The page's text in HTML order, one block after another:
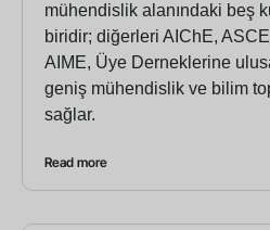
mühendislik alanındaki beş
biridir; diğerleri AIChE,
AIME, Üye Derneklerine
geniş mühendislik ve bilim
sağlar.
Read more